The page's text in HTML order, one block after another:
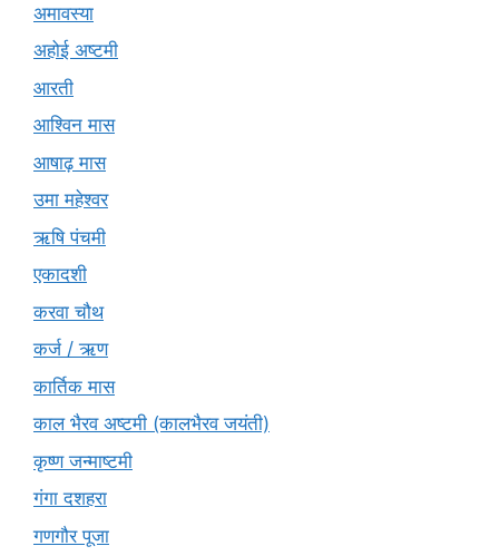
अमावस्या
अहोई अष्टमी
आरती
आश्विन मास
आषाढ़ मास
उमा महेश्वर
ऋषि पंचमी
एकादशी
करवा चौथ
कर्ज / ऋण
कार्तिक मास
काल भैरव अष्टमी (कालभैरव जयंती)
कृष्ण जन्माष्टमी
गंगा दशहरा
गणगौर पूजा